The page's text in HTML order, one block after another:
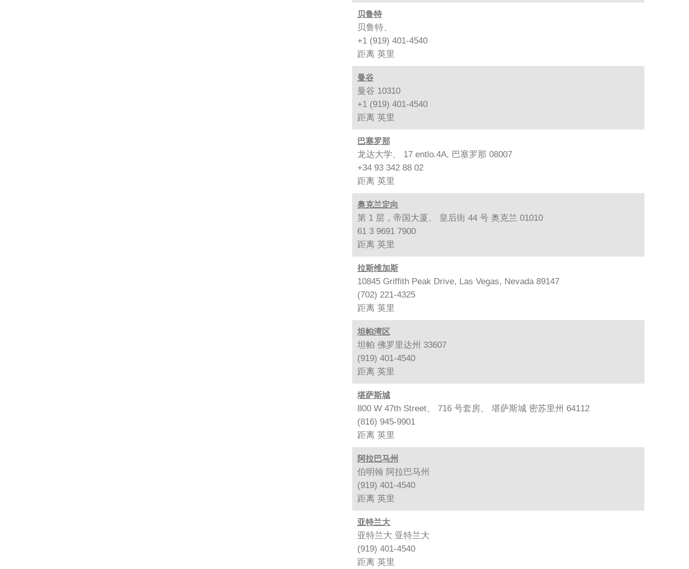
贝鲁特
贝鲁特、
+1 (919) 401-4540
距离 英里
曼谷
曼谷 10310
+1 (919) 401-4540
距离 英里
巴塞罗那
龙达大学、 17 entlo.4A, 巴塞罗那 08007
+34 93 342 88 02
距离 英里
奥克兰定向
第 1 层，帝国大厦、 皇后街 44 号 奥克兰 01010
61 3 9691 7900
距离 英里
拉斯维加斯
10845 Griffith Peak Drive, Las Vegas, Nevada 89147
(702) 221-4325
距离 英里
坦帕湾区
坦帕 佛罗里达州 33607
(919) 401-4540
距离 英里
堪萨斯城
800 W 47th Street、 716 号套房、 堪萨斯城 密苏里州 64112
(816) 945-9901
距离 英里
阿拉巴马州
伯明翰 阿拉巴马州
(919) 401-4540
距离 英里
亚特兰大
亚特兰大 亚特兰大
(919) 401-4540
距离 英里